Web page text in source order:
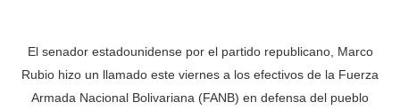
El senador estadounidense por el partido republicano, Marco
Rubio hizo un llamado este viernes a los efectivos de la Fuerza
Armada Nacional Bolivariana (FANB) en defensa del pueblo